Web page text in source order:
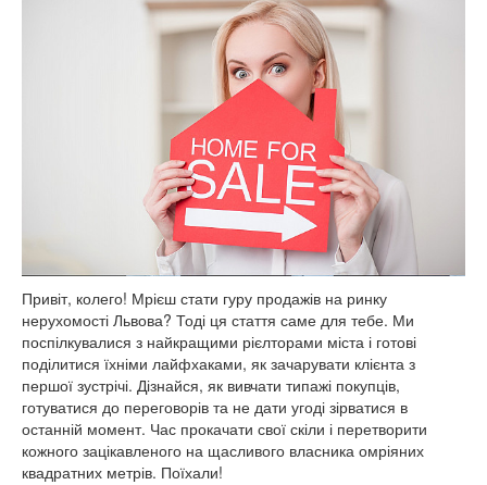
Привіт, колего! Мрієш стати гуру продажів на ринку
нерухомості Львова? Тоді ця стаття саме для тебе. Ми
поспілкувалися з найкращими рієлторами міста і готові
поділитися їхніми лайфхаками, як зачарувати клієнта з
першої зустрічі. Дізнайся, як вивчати типажі покупців,
готуватися до переговорів та не дати угоді зірватися в
останній момент. Час прокачати свої скіли і перетворити
кожного зацікавленого на щасливого власника омріяних
квадратних метрів. Поїхали!